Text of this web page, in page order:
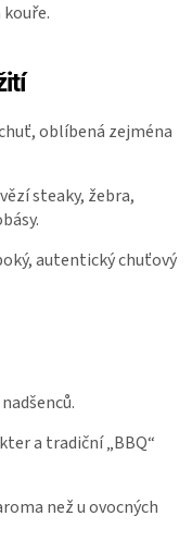
oblíbená zejména
steaky, žebra,
autentický chuťový
a tradiční „BBQ“
než u ovocných